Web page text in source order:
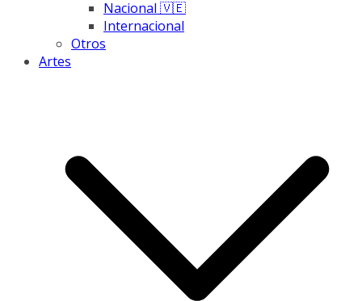
Nacional 🇻🇪
Internacional
Otros
Artes